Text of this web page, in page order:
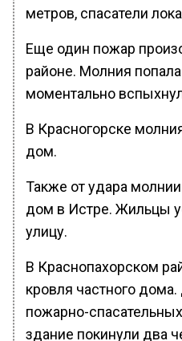
метров, спасатели
Еще один пожар
районе. Молния
моментально
В Красногорске
дом.
Также от удара
дом в Истре. Жильцы
улицу.
В Краснопахорском
кровля частного
пожарно-
здание покинули два